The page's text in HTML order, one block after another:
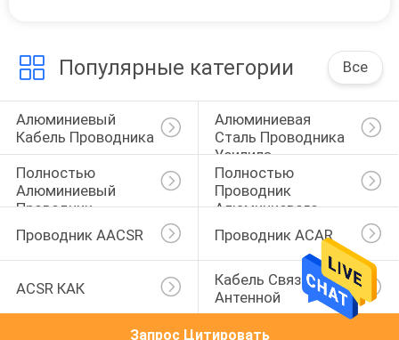
Популярные категории Все
Алюминиевый
Кабель Проводника
Алюминиевая
Сталь Проводника
Усилила
Полностью
Алюминиевый
Проводник
Полностью
Проводник
Алюминиевого
Сплава
Проводник AACSR Проводник ACAR
ACSR КАК
Кабель Связанный
Антенной
Запрос Цитировать